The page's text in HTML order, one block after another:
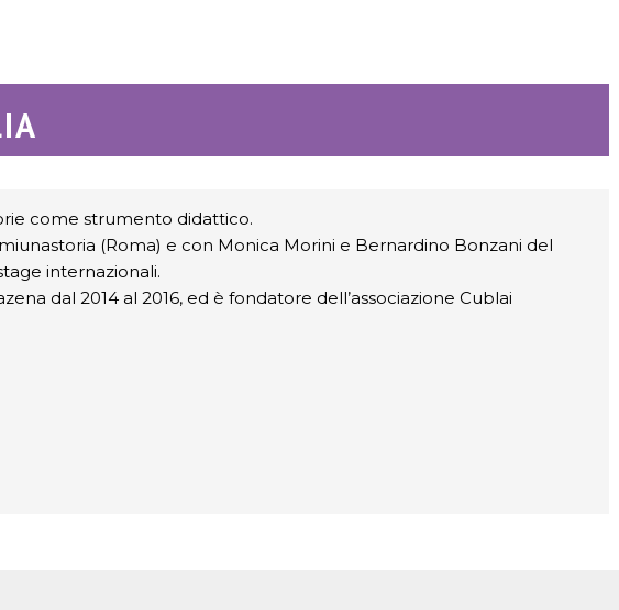
come strumento didattico.
(Roma) e con Monica Morini e Bernardino Bonzani del
internazionali.
dal 2014 al 2016, ed è fondatore dell’associazione Cublai